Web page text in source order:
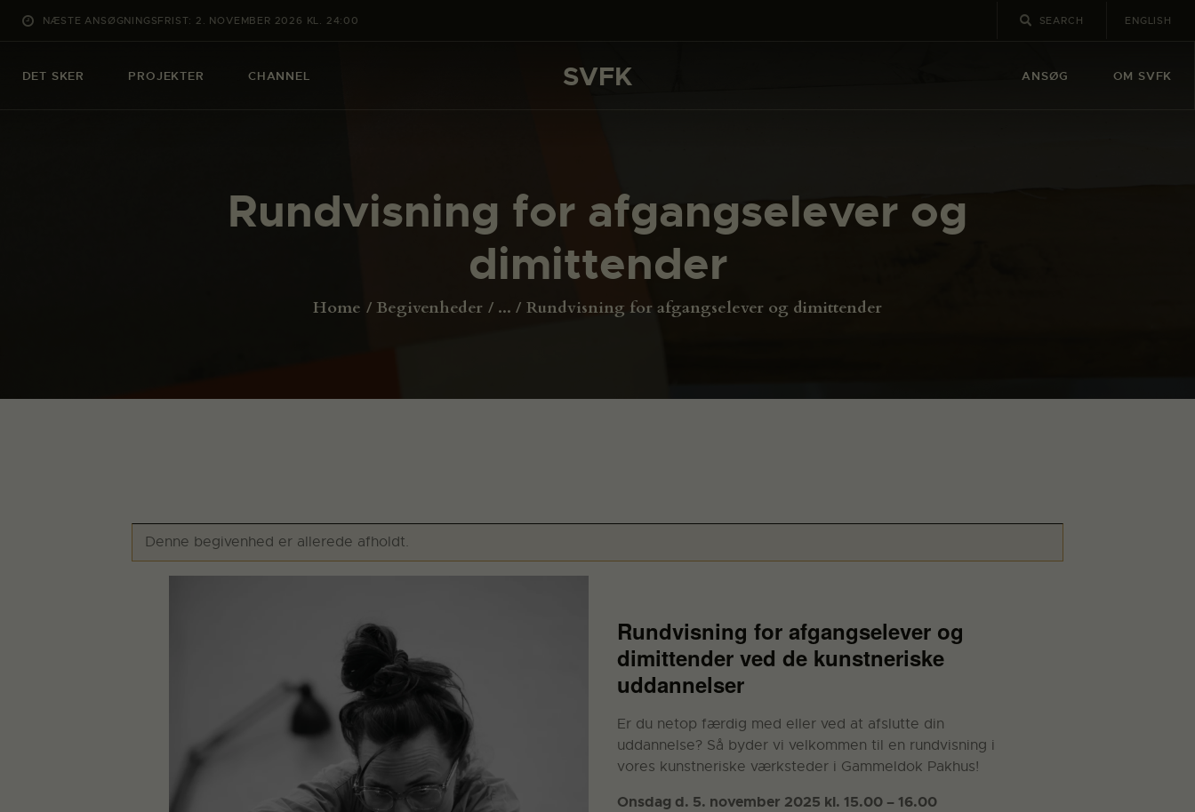
NÆSTE ANSØGNINGSFRIST: 2. NOVEMBER 2026 KL. 24:00 ENGLISH
DET SKER PROJEKTER CHANNEL SVFK ANSØG OM SVFK
Rundvisning for afgangselever og
dimittender
Home Begivenheder ... Rundvisning for afgangselever og dimittender
SVFK
PROJEKTER
OM SVFK
ENGLISH
Denne begivenhed er allerede afholdt.
Rundvisning for afgangselever og
dimittender ved de kunstneriske
uddannelser
Er du netop færdig med eller ved at afslutte din
uddannelse? Så byder vi velkommen til en rundvisning i
vores kunstneriske værksteder i Gammeldok Pakhus!
Onsdag d. 5. november 2025 kl. 15.00 – 16.00